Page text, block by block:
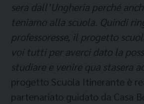
sera dall’Ungheria perché
teniamo alla scuola. Quindi
professoresse, il progetto
voi tutti per averci dato la
studiare e venire qua stasera
progetto Scuola Itinerante è
partenariato guidato da Casa